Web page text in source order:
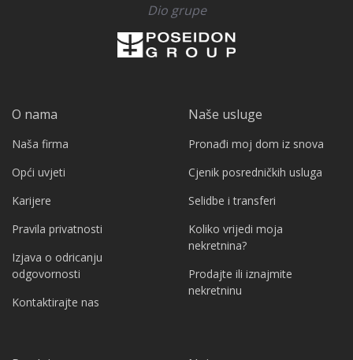
Dio grupe
O nama
Naša firma
Opći uvjeti
Karijere
Pravila privatnosti
Izjava o odricanju
odgovornosti
Kontaktirajte nas
Naše usluge
Pronađi moj dom iz snova
Cjenik posredničkih usluga
Selidbe i transferi
Koliko vrijedi moja
nekretnina?
Prodajte ili iznajmite
nekretninu